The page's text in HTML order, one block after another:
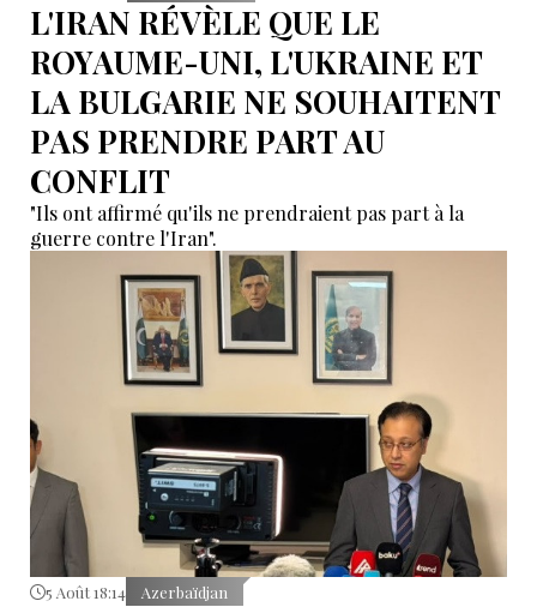
L'IRAN RÉVÈLE QUE LE
ROYAUME-UNI, L'UKRAINE ET
LA BULGARIE NE SOUHAITENT
PAS PRENDRE PART AU
CONFLIT
"Ils ont affirmé qu'ils ne prendraient pas part à la
guerre contre l'Iran".
5 Août 18:14 Azerbaïdjan